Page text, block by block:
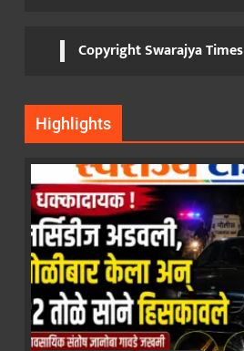
Copyright Swarajya Times
Highlights